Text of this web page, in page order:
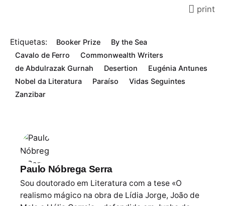
print
Etiquetas: Booker Prize
By the Sea
Cavalo de Ferro
Commonwealth Writers
de Abdulrazak Gurnah
Desertion
Eugénia Antunes
Nobel da Literatura
Paraíso
Vidas Seguintes
Zanzibar
Paulo Nóbrega Serra
Sou doutorado em Literatura com a tese «O
realismo mágico na obra de Lídia Jorge, João de